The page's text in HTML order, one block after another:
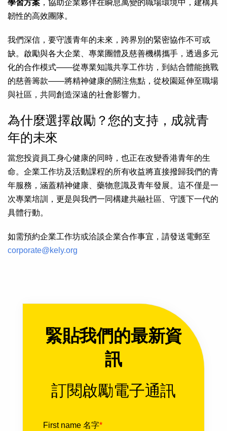
學習方案 ，協助企業夥伴在瞬息萬變的職場環境中，建構具
韌性的高效團隊。
我們深信，要守護青年的未來，跨界別的緊密協作不可或
缺。啟勵與各大企業、專業團體及慈善機構攜手，透過多元
化的合作模式——從專業知識共享工作坊，到結合體能挑戰
的慈善籌款——將精神健康的關注焦點，從校園延伸至職場
與社區，共同創造深遠的社會影響力。
為什麼選擇啟勵？您的支持，成就青
年的未來
當您投資員工身心健康的同時，也正在改變香港青年的生
命。企業工作坊及活動課程的所有收益將直接撥歸我們的青
年服務，涵蓋精神健康、藥物意識及青年發展。這不僅是一
次專業培訓，更是與我們一同構建共融社區、守護下一代的
具體行動。
如需預約企業工作坊或洽談企業合作事宜，請發送電郵至
corporate@kely.org
緊貼我們的最新資
訊
訂閱啟勵電子通訊